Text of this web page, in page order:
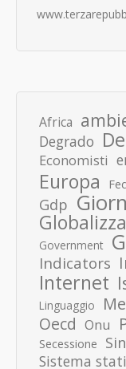
Africa
Degrado
Economisti
Europa
Gdp
Government
Indicators
Internet
Linguaggio
Oecd Onu
Secessione
Sistema